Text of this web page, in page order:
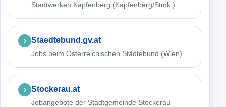
Stadtwerken Kapfenberg (Kapfenberg/Stmk.)
Staedtebund.gv.at
Jobs beim Österreichischen Städtebund (Wien)
Stockerau.at
Jobangebote der Stadtgemeinde Stockerau